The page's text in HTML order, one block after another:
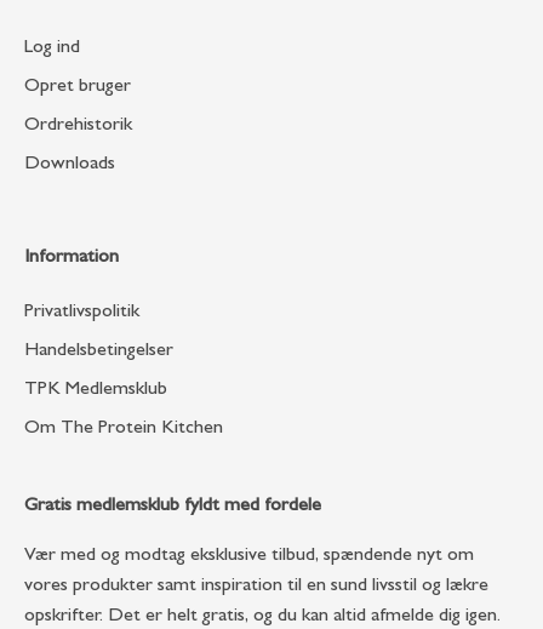
Log ind
Opret bruger
Ordrehistorik
Downloads
Information
Privatlivspolitik
Handelsbetingelser
TPK Medlemsklub
Om The Protein Kitchen
Gratis medlemsklub fyldt med fordele
Vær med og modtag eksklusive tilbud, spændende nyt om
vores produkter samt inspiration til en sund livsstil og lækre
opskrifter. Det er helt gratis, og du kan altid afmelde dig igen.